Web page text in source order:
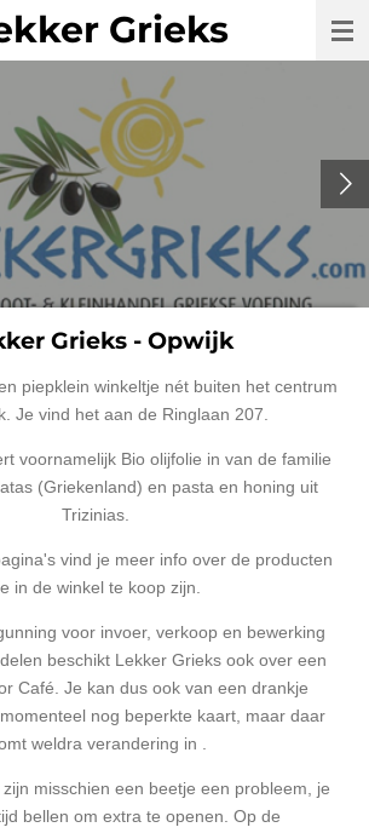
Grieks
Grieks - Opwijk
piepklein winkeltje nét buiten het centrum
Je vind het aan de Ringlaan 207.
voornamelijk Bio olijfolie in van de familie
(Griekenland) en pasta en honing uit
Trizinias.
vind je meer info over de producten
in de winkel te koop zijn.
voor invoer, verkoop en bewerking
beschikt Lekker Grieks ook over een
Café. Je kan dus ook van een drankje
nog beperkte kaart, maar daar
weldra verandering in .
misschien een beetje een probleem, je
bellen om extra te openen. Op de